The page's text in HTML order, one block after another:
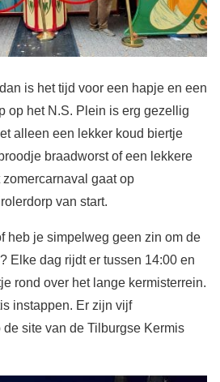
is het tijd voor een hapje en een
op het N.S. Plein is erg gezellig
alleen een lekker koud biertje
braadworst of een lekkere
gaat op
van start.
heb je simpelweg geen zin om de
Elke dag rijdt er tussen 14:00 en
rond over het lange kermisterrein.
instappen. Er zijn vijf
site van de Tilburgse Kermis